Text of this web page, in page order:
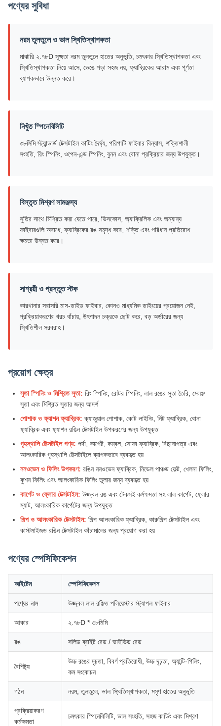
পণ্যের সুবিধা
নরম তুলতুলে ও ভাল স্থিতিস্থাপকতা
মাঝারি ২.৭৮D সূক্ষ্মতা নরম তুলতুলে হাতের অনুভূতি, চমৎকার স্থিতিস্থাপকতা এবং
স্থিতিস্থাপকতা নিয়ে আসে, ভেঙে পড়া সহজ নয়, ফ্যাব্রিকের আরাম এবং পূর্ণতা
ব্যাপকভাবে উন্নত করে।
নিখুঁত স্পিনেবিলিটি
৩৮মিমি স্ট্যান্ডার্ড টেক্সটাইল কাটিং দৈর্ঘ্য, পরিপাটি ফাইবার বিন্যাস, শক্তিশালী
সংহতি, রিং স্পিনিং, ওপেন-এন্ড স্পিনিং, বুনন এবং বোনা প্রক্রিয়ার জন্য উপযুক্ত।
বিস্তৃত মিশ্রণ সামঞ্জস্য
সুতির সাথে মিশ্রিত করা যেতে পারে, ভিসকোস, অ্যাক্রিলিক এবং অন্যান্য
ফাইবারগুলি অবাধে, ফ্যাব্রিকের রঙ সমৃদ্ধ করে, শক্তি এবং পরিধান প্রতিরোধ
ক্ষমতা উন্নত করে।
সাশ্রয়ী ও প্রস্তুত স্টক
কারখানার সরাসরি মাস-ডাইড ফাইবার, কোনও মাধ্যমিক ডাইংয়ের প্রয়োজন নেই,
প্রক্রিয়াকরণের খরচ বাঁচায়, উৎপাদন চক্রকে ছোট করে, বড় অর্ডারের জন্য
স্থিতিশীল সরবরাহ।
প্রয়োগ ক্ষেত্র
সুতা স্পিনিং ও মিশ্রিত সুতা: রিং স্পিনিং, রোটর স্পিনিং, লাল রঙের সুতা তৈরি, মেলঞ্জ
সুতা এবং মিশ্রিত সুতার জন্য আদর্শ
পোশাক ও ফ্যাশন ফ্যাব্রিক: ক্যাজুয়াল পোশাক, কোট লাইনিং, নিট ফ্যাব্রিক, বোনা
ফ্যাব্রিক এবং ফ্যাশন রঙিন টেক্সটাইল উপকরণের জন্য উপযুক্ত
গৃহস্থালি টেক্সটাইল পণ্য: পর্দা, কার্পেট, কম্বল, সোফা ফ্যাব্রিক, বিছানাপত্র এবং
আলংকারিক গৃহস্থালি টেক্সটাইলে ব্যাপকভাবে ব্যবহৃত হয়
ননওভেন ও ফিলিং উপকরণ: রঙিন ননওভেন ফ্যাব্রিক, নিডেল পাঞ্চড ফেল্ট, খেলনা ফিলিং,
কুশন ফিলিং এবং আলংকারিক ফিলিং তুলার জন্য ব্যবহৃত হয়
কার্পেট ও ফ্লোর টেক্সটাইল: উজ্জ্বল রঙ এবং টেকসই কর্মক্ষমতা সহ লাল কার্পেট, ফ্লোর
ম্যাট, আলংকারিক কার্পেটের জন্য উপযুক্ত
শিল্প ও আলংকারিক টেক্সটাইল: শিল্প আলংকারিক ফ্যাব্রিক, কারুশিল্প টেক্সটাইল এবং
কাস্টমাইজড রঙিন টেক্সটাইল কাঁচামালের জন্য প্রয়োগ করা হয়
পণ্যের স্পেসিফিকেশন
আইটেম স্পেসিফিকেশন
পণ্যের নাম উজ্জ্বল লাল রঞ্জিত পলিয়েস্টার স্ট্যাপল ফাইবার
আকার ২.৭৮D * ৩৮মিমি
রঙ সলিড ব্রাইট রেড / ভাইভিড রেড
বৈশিষ্ট্য
উচ্চ রঙের দৃঢ়তা, বিবর্ণ প্রতিরোধী, উচ্চ দৃঢ়তা, অ্যান্টি-পিলিং,
কম সংকোচন
গঠন নরম, তুলতুলে, ভাল স্থিতিস্থাপকতা, মসৃণ হাতের অনুভূতি
প্রক্রিয়াকরণ
কর্মক্ষমতা
চমৎকার স্পিনেবিলিটি, ভাল সংহতি, সহজ কার্ডিং এবং মিশ্রণ